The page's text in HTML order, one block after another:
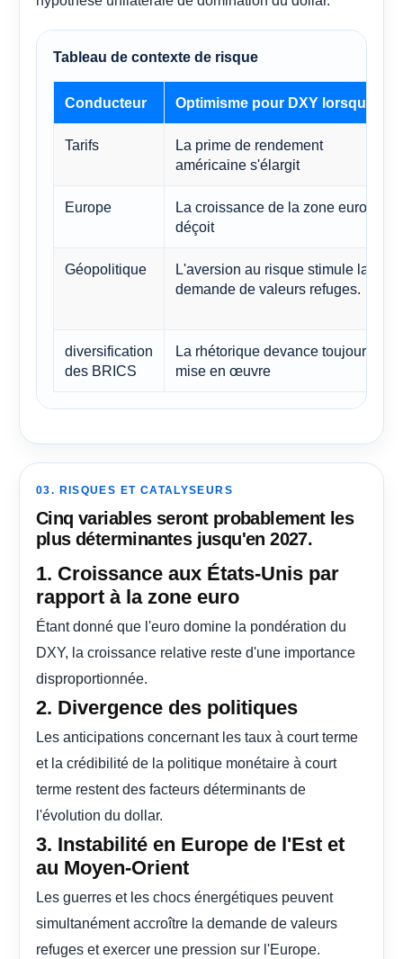
Tableau de contexte de risque
Conducteur Optimisme pour DXY lorsque
Tarifs
La prime de rendement
américaine s'élargit
Europe
La croissance de la zone euro
déçoit
Géopolitique
L'aversion au risque stimule la
demande de valeurs refuges.
diversification
des BRICS
La rhétorique devance toujours la
mise en œuvre
03. RISQUES ET CATALYSEURS
Cinq variables seront probablement les
plus déterminantes jusqu'en 2027.
1. Croissance aux États-Unis par
rapport à la zone euro
Étant donné que l'euro domine la pondération du
DXY, la croissance relative reste d'une importance
disproportionnée.
2. Divergence des politiques
Les anticipations concernant les taux à court terme
et la crédibilité de la politique monétaire à court
terme restent des facteurs déterminants de
l'évolution du dollar.
3. Instabilité en Europe de l'Est et
au Moyen-Orient
Les guerres et les chocs énergétiques peuvent
simultanément accroître la demande de valeurs
refuges et exercer une pression sur l'Europe.